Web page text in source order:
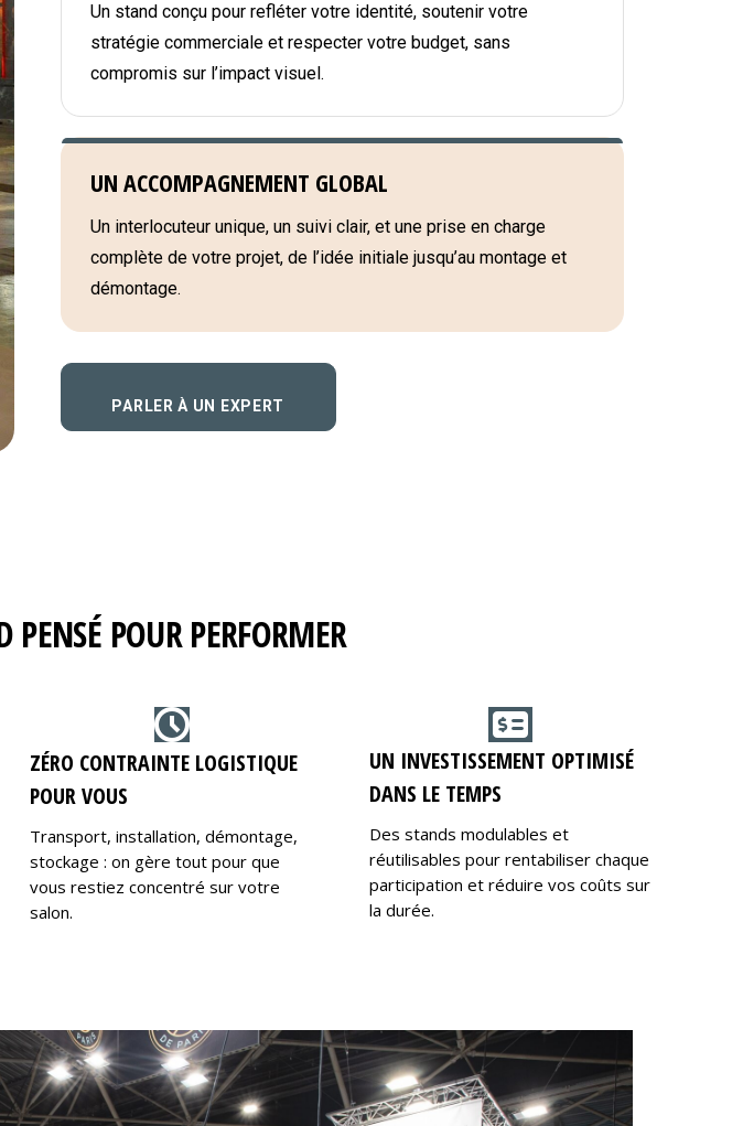
Un stand conçu pour refléter votre identité, soutenir votre
stratégie commerciale et respecter votre budget, sans
compromis sur l’impact visuel.
UN ACCOMPAGNEMENT GLOBAL
Un interlocuteur unique, un suivi clair, et une prise en charge
complète de votre projet, de l’idée initiale jusqu’au montage et
démontage.
PARLER À UN EXPERT
PENSÉ POUR PERFORMER
ZÉRO CONTRAINTE LOGISTIQUE
POUR VOUS
Transport, installation, démontage,
stockage : on gère tout pour que
vous restiez concentré sur votre
salon.
UN INVESTISSEMENT OPTIMISÉ
DANS LE TEMPS
Des stands modulables et
réutilisables pour rentabiliser chaque
participation et réduire vos coûts sur
la durée.